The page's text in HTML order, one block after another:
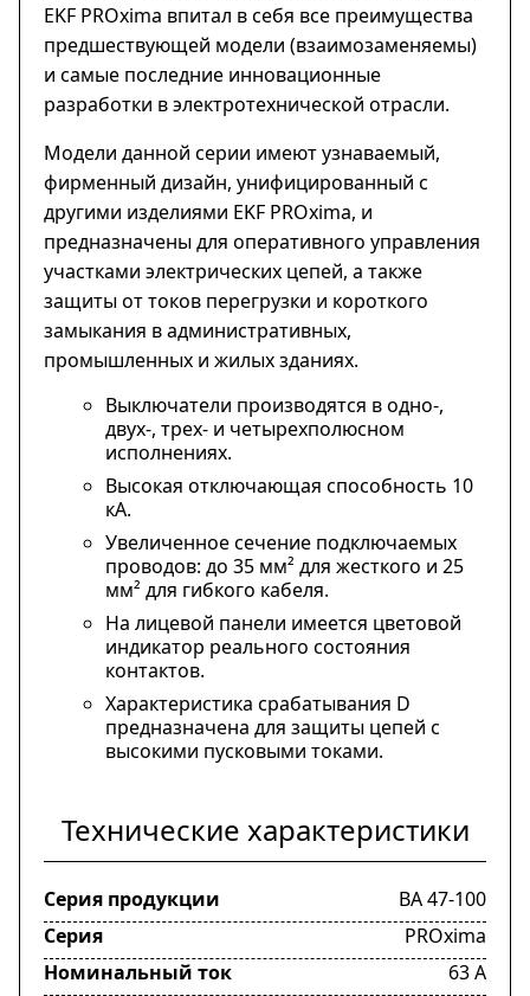
EKF PROxima впитал в себя все преимущества
предшествующей модели (взаимозаменяемы)
и самые последние инновационные
разработки в электротехнической отрасли.
Модели данной серии имеют узнаваемый,
фирменный дизайн, унифицированный с
другими изделиями EKF PROxima, и
предназначены для оперативного управления
участками электрических цепей, а также
защиты от токов перегрузки и короткого
замыкания в административных,
промышленных и жилых зданиях.
Выключатели производятся в одно-,
двух-, трех- и четырехполюсном
исполнениях.
Высокая отключающая способность 10
кА.
Увеличенное сечение подключаемых
проводов: до 35 мм² для жесткого и 25
мм² для гибкого кабеля.
На лицевой панели имеется цветовой
индикатор реального состояния
контактов.
Характеристика срабатывания D
предназначена для защиты цепей с
высокими пусковыми токами.
Технические характеристики
Серия продукции
ВА 47-100
Серия
PROxima
Номинальный ток
63 А